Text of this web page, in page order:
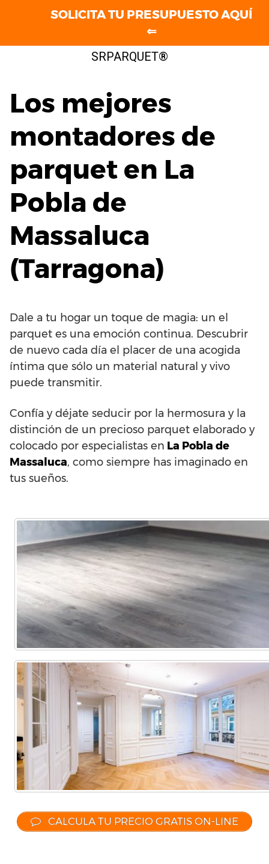
SRPARQUET®
Los mejores
montadores de
parquet en La
Pobla de
Massaluca
(Tarragona)
Dale a tu hogar un toque de magia: un el
parquet es una emoción continua. Descubrir
de nuevo cada día el placer de una acogida
íntima que sólo un material natural y vivo
puede transmitir.
Confía y déjate seducir por la hermosura y la
distinción de un precioso parquet elaborado y
colocado por especialistas en La Pobla de
Massaluca, como siempre has imaginado en
tus sueños.
CALCULA TU PRECIO GRATIS ON-LINE
SOLICITA TU PRESUPUESTO AQUÍ
⇐